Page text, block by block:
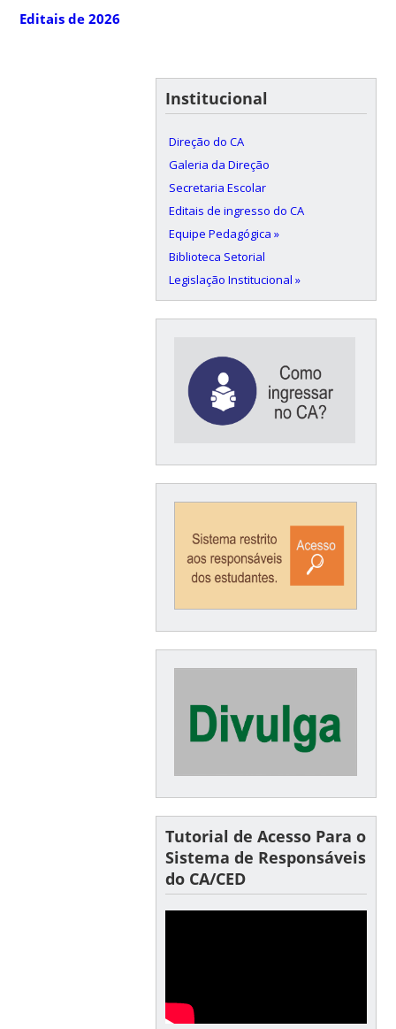
Editais de 2026
Institucional
Direção do CA
Galeria da Direção
Secretaria Escolar
Editais de ingresso do CA
Equipe Pedagógica »
Biblioteca Setorial
Legislação Institucional »
Tutorial de Acesso Para o
Sistema de Responsáveis
do CA/CED